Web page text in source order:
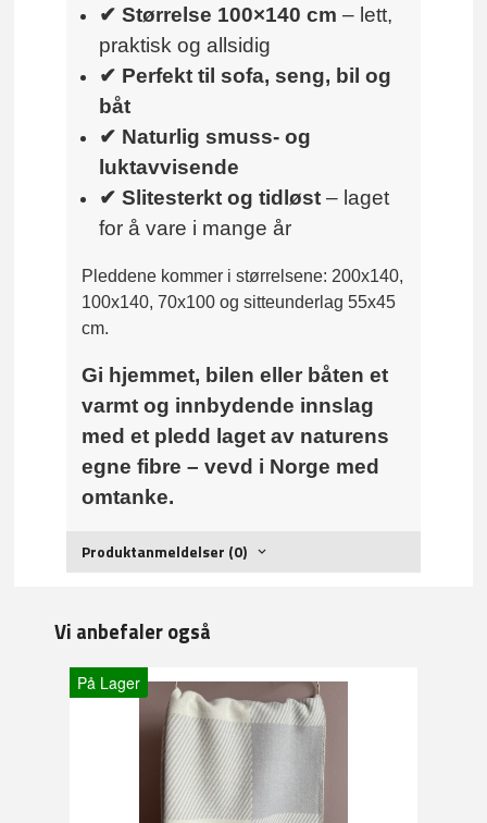
✔ Størrelse 100×140 cm – lett,
praktisk og allsidig
✔ Perfekt til sofa, seng, bil og
båt
✔ Naturlig smuss- og
luktavvisende
✔ Slitesterkt og tidløst– laget
for å vare i mange år
Pleddene kommer i størrelsene: 200x140,
100x140, 70x100 og sitteunderlag 55x45
cm.
Gi hjemmet, bilen eller båten et
varmt og innbydende innslag
med et pledd laget av naturens
egne fibre – vevd i Norge med
omtanke.
Produktanmeldelser (0)
Vi anbefaler også
På Lager